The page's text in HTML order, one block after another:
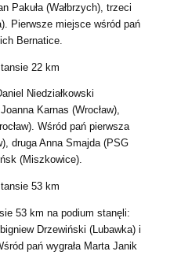
Pakuła (Wałbrzych), trzeci
Pierwsze miejsce wśród pań
Bernatice.
22 km
Niedziałkowski
Karnas (Wrocław),
Wśród pań pierwsza
druga Anna Smajda (PSG
(Miszkowice).
53 km
53 km na podium stanęli:
Drzewiński (Lubawka) i
pań wygrała Marta Janik